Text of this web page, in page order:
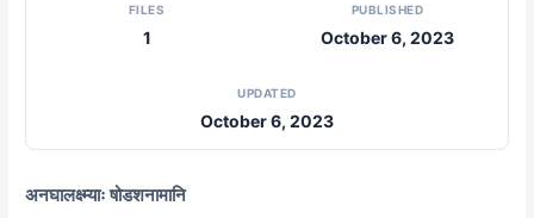
FILES
1
PUBLISHED
October 6, 2023
UPDATED
October 6, 2023
अनघालक्ष्म्याः षोडशनामानि